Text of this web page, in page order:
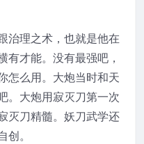
治理之术，也就是他在
有才能。没有最强吧，
怎么用。大炮当时和天
。大炮用寂灭刀第一次
灭刀精髓。妖刀武学还
。